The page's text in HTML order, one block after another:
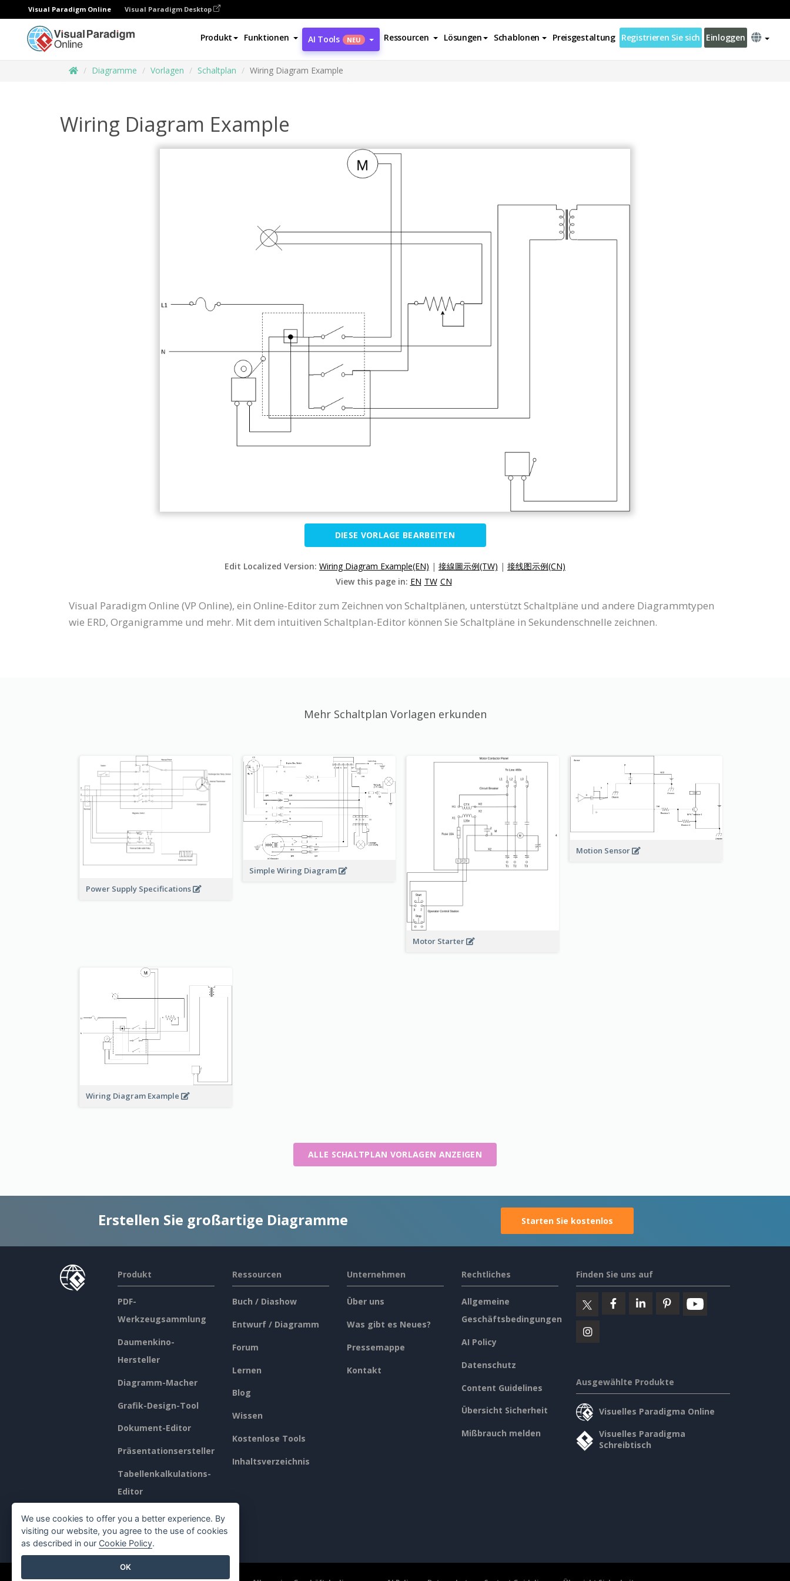
Visual Paradigm Online Visual Paradigm Desktop
Produkt Funktionen AI Tools NEU Ressourcen Lösungen Schablonen Preisgestaltung Registrieren Sie sich Einloggen
Diagramme Vorlagen Schaltplan Wiring Diagram Example
Wiring Diagram Example
DIESE VORLAGE BEARBEITEN
Edit Localized Version: Wiring Diagram Example(EN) | 接線圖示例(TW) | 接线图示例(CN)
View this page in: EN TW CN
Visual Paradigm Online (VP Online), ein Online-Editor zum Zeichnen von Schaltplänen, unterstützt Schaltpläne und andere Diagrammtypen
wie ERD, Organigramme und mehr. Mit dem intuitiven Schaltplan-Editor können Sie Schaltpläne in Sekundenschnelle zeichnen.
Mehr Schaltplan Vorlagen erkunden
Power Supply Specifications
Simple Wiring Diagram
Motor Starter
Motion Sensor
Wiring Diagram Example
ALLE SCHALTPLAN VORLAGEN ANZEIGEN
Erstellen Sie großartige Diagramme Starten Sie kostenlos
Produkt
PDF-
Werkzeugsammlung
Daumenkino-
Hersteller
Diagramm-Macher
Grafik-Design-Tool
Dokument-Editor
Präsentationsersteller
Tabellenkalkulations-
Editor
Preisgestaltung
Ressourcen
Buch / Diashow
Entwurf / Diagramm
Forum
Lernen
Blog
Wissen
Kostenlose Tools
Inhaltsverzeichnis
Unternehmen
Über uns
Was gibt es Neues?
Pressemappe
Kontakt
Rechtliches
Allgemeine
Geschäftsbedingungen
AI Policy
Datenschutz
Content Guidelines
Übersicht Sicherheit
Mißbrauch melden
Finden Sie uns auf
Ausgewählte Produkte
Visuelles Paradigma Online
Visuelles Paradigma
Schreibtisch
We use cookies to offer you a better experience. By
visiting our website, you agree to the use of cookies
as described in our Cookie Policy.
OK